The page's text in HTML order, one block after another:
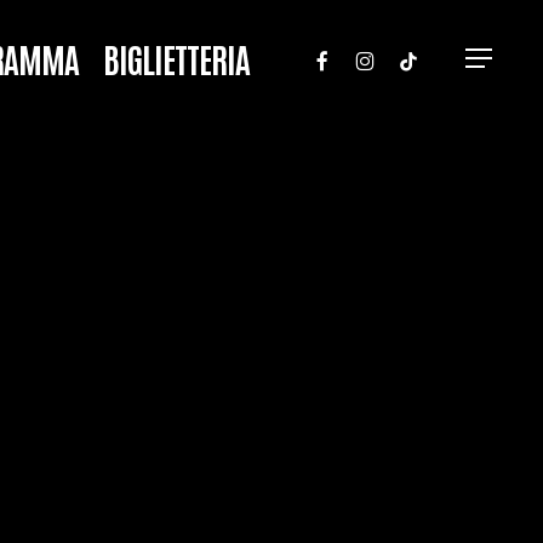
BIGLIETTERIA FACEBOOK
INSTAGRAM
TIKTOK Menu